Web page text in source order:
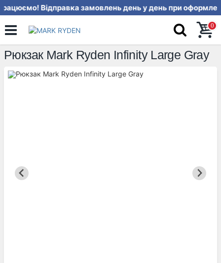
Відправка замовлень
0
Рюкзак Mark Ryden Infinity Large Gray